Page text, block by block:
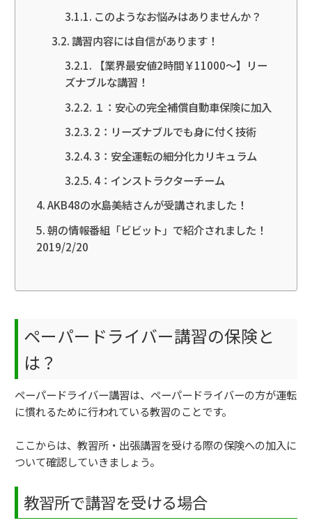
このようなお悩みはありませんか？
講習内容には自信があります！
【業界最安値2時間￥11000～】リー
ズナブルな講習！
１：安心の完全補償自動車保険に加入
2：リーズナブルでも身に付く技術
3：安全運転の細分化カリキュラム
4：インストラクターチーム
AKB48の水島美結さんが受講されました！
朝の情報番組「ビビット」で紹介されました！
2019/2/20
ペーパードライバー講習の保険と
は？
ペーパードライバー講習は、ペーパードライバーの方が運転
に慣れるために行われている教習のことです。
ここからは、教習所・出張講習を受ける際の保険への加入に
ついて確認していきましょう。
教習所で講習を受ける場合